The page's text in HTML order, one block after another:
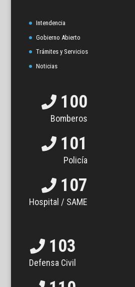
Intendencia
Gobierno Abierto
Trámites y Servicios
Noticias
100
Bomberos
101
Policía
107
Hospital / SAME
103
Defensa Civil